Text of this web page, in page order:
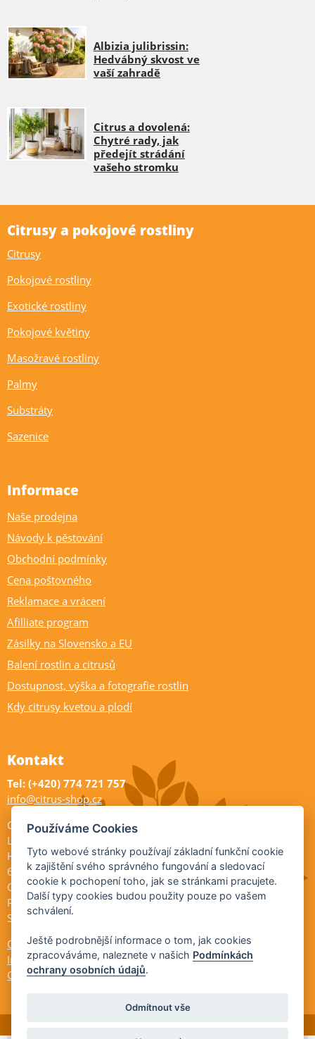
Albizia julibrissin:
Hedvábný skvost ve
vaší zahradě
Citrus a dovolená:
Chytré rady, jak
předejít strádání
vašeho stromku
Citrusy a pokojové rostliny
Citrusy
Pokojové rostliny
Exotické rostliny
Pokojové květiny
Masožravé rostliny
Palmy
Substráty
Sazenice
Informace
Naše prodejna
Návody k pěstování
Obchodní podmínky
Cena poštovného
Reklamace a vrácení
Afilliate program
Zásilky na Slovensko a EU
Balení rostlin a citrusů
Dostupnost, výška a fotografie rostlin
Kdy citrusy kvetou a plodí
Kontakt
Tel: (+420) 774 721 757
info@citrus-shop.cz
Citrus shop zahradnictví
Legionářů 2
Hodonín
695 01
Otevřeno:
Po-Pá 9-17
So 9-11:30
Ochrana osobních údajů
Informace ÚKZÚZ
Cookies
Používáme Cookies
Tyto webové stránky používají základní funkční cookie
k zajištění svého správného fungování a sledovací
cookie k pochopení toho, jak se stránkami pracujete.
Další typy cookies budou použity pouze po vašem
schválení.
Ještě podrobnější informace o tom, jak cookies
zpracováváme, naleznete v našich Podmínkách
ochrany osobních údajů.
Odmítnout vše